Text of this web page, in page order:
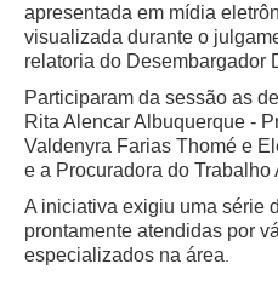
apresentada em mídia
visualizada durante o
relatoria do Desembargador
Participaram da sessão as
Rita Alencar Albuquerque -
Valdenyra Farias Thomé e
e a Procuradora do Trabalho
A iniciativa exigiu uma série
prontamente atendidas por
especializados na área